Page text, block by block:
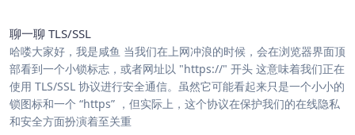
聊一聊 TLS/SSL
哈喽大家好，我是咸鱼 当我们在上网冲浪的时候，会在浏览器界面顶
部看到一个小锁标志，或者网址以 "https://" 开头 这意味着我们正在
使用 TLS/SSL 协议进行安全通信。虽然它可能看起来只是一个小小的
锁图标和一个 “https” ，但实际上，这个协议在保护我们的在线隐私
和安全方面扮演着至关重